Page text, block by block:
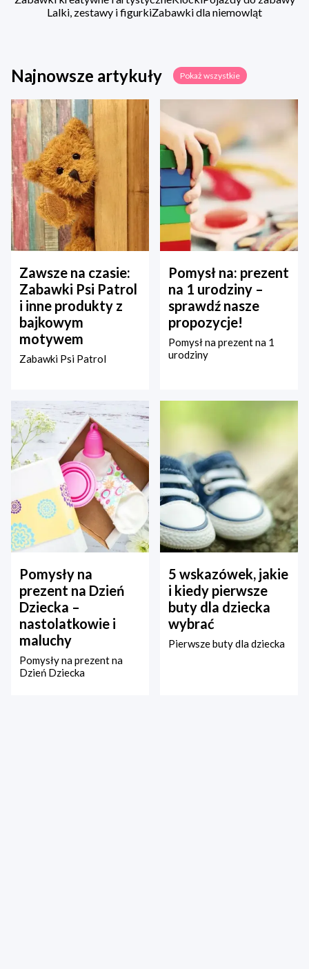
Lalki, zestawy i figurkiZabawki dla niemowląt
Najnowsze artykuły Pokaż wszystkie
Zawsze na czasie:
Zabawki Psi Patrol
i inne produkty z
bajkowym
motywem
Zabawki Psi Patrol
Pomysł na: prezent
na 1 urodziny –
sprawdź nasze
propozycje!
Pomysł na prezent na 1
urodziny
Pomysły na
prezent na Dzień
Dziecka –
nastolatkowie i
maluchy
Pomysły na prezent na
Dzień Dziecka
5 wskazówek, jakie
i kiedy pierwsze
buty dla dziecka
wybrać
Pierwsze buty dla dziecka